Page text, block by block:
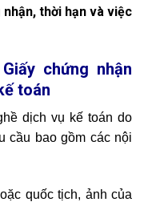
thời hạn và việc
chứng nhận
toán
dịch vụ kế toán do
cầu bao gồm các nội
quốc tịch, ảnh của